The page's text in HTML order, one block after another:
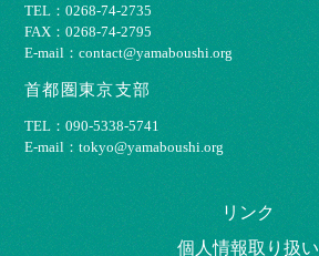
TEL：0268-74-2735
FAX：0268-74-2795
E-mail：contact@yamaboushi.org
首都圏東京支部
TEL：090-5338-5741
E-mail：tokyo@yamaboushi.org
リンク
個⼈情報取り扱い